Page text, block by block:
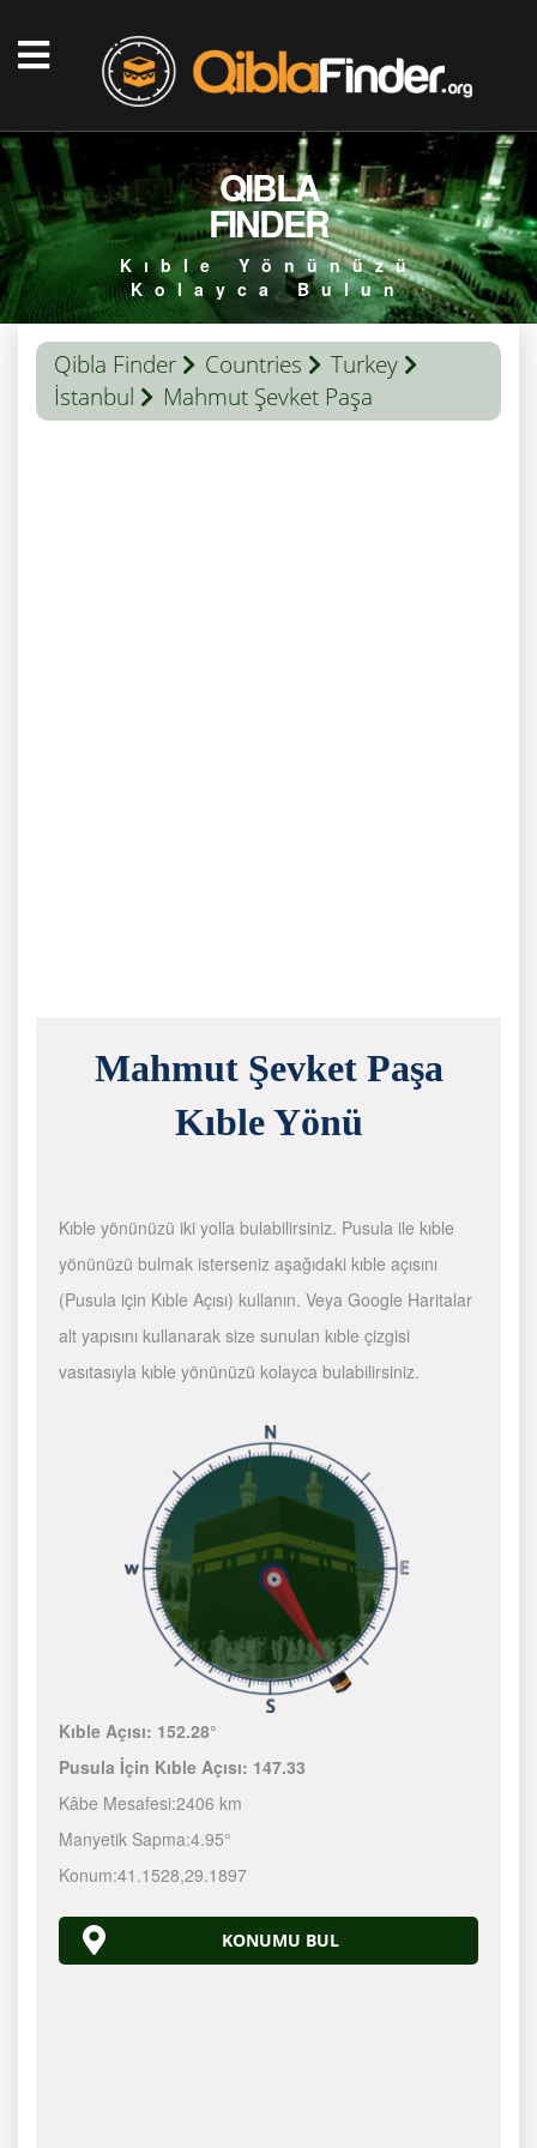
QIBLA
FINDER
Kıble Yönünüzü
Kolayca Bulun
Qibla Finder Countries
Turkey
İstanbul
Mahmut Şevket Paşa
Mahmut Şevket Paşa
Kıble Yönü
Kıble yönünüzü iki yolla bulabilirsiniz. Pusula ile kıble
yönünüzü bulmak isterseniz aşağıdaki kıble açısını
(Pusula için Kıble Açısı) kullanın. Veya Google Haritalar
alt yapısını kullanarak size sunulan kıble çizgisi
vasıtasıyla kıble yönünüzü kolayca bulabilirsiniz.
Kıble Açısı: 152.28°
Pusula İçin Kıble Açısı: 147.33
Kâbe Mesafesi:2406 km
Manyetik Sapma:4.95°
Konum:41.1528,29.1897
KONUMU BUL